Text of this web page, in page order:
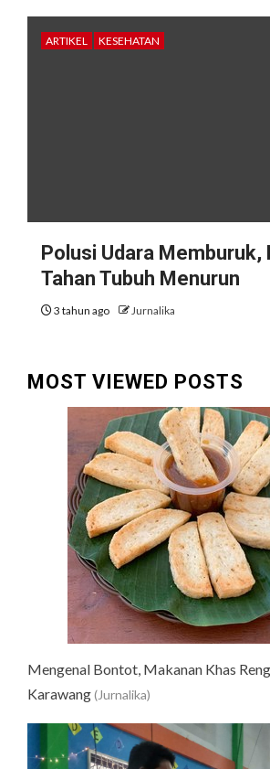
ARTIKEL KESEHATAN
Polusi Udara Memburuk,
Tahan Tubuh Menurun
3 tahun ago Jurnalika
MOST VIEWED POSTS
Mengenal Bontot, Makanan Khas
Karawang(Jurnalika)